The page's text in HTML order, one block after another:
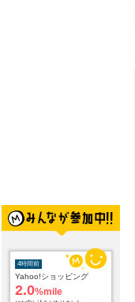
4時間前
Yahoo!ショッピング
2.0%mile